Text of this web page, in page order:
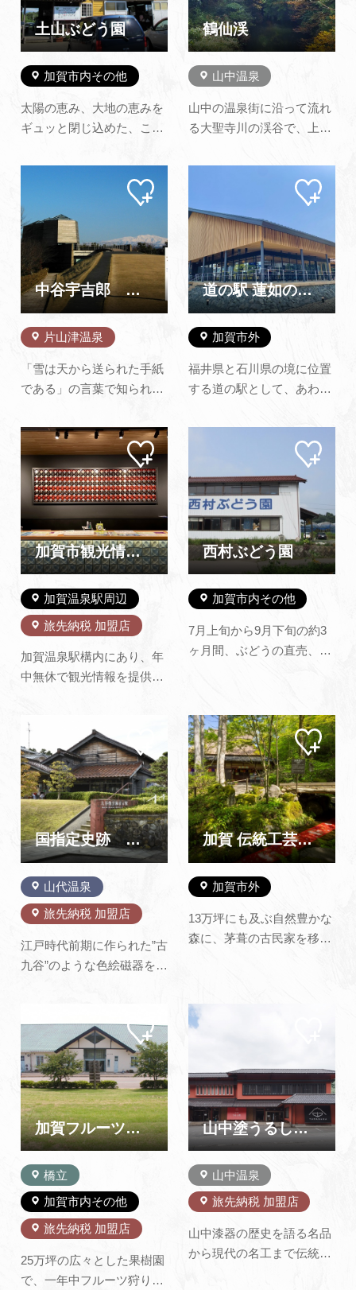
土山ぶどう園
加賀市内その他
太陽の恵み、大地の恵みを
ギュッと閉じ込めた、こだ
もちろん、ぶどう狩り、各
地発送も承ります。また、
当園には、全天候型のバー
ベキューハウスが併設して
あります。 最大収容人数は
144人で、御家族、御友人
などのグループでワイワイ
楽しく過…
鶴仙渓
山中温泉
山中の温泉街に沿って流れ
る大聖寺川の渓谷で、上流
での約1.3ｋｍの区間をいい
ます。渓谷沿いには遊歩道
が整備されています。 Ｓ字
型の斬新なデザインのあや
とりはし、総檜造りのこお
ろぎ橋めぐりも楽しく、紅
葉の時期の眺めは格別で
す。また…
中谷宇吉郎 雪の科学館
片山津温泉
「雪は天から送られた手紙
である」の言葉で知られ、
成功した中谷宇吉郎を記念
して、加賀市が出身地の片
山津温泉に建設されました
（磯崎新氏による設
計）。 科学、随筆、映画、
絵など、宇吉郎の多才な業
績に触れ、ダイヤモンドダ
スト、氷…
マイ
ペー
道の駅 蓮如の里あわら
加賀市外
福井県と石川県の境に位置
する道の駅として、あわら
鮮な農林水産物や、あわら
ならではのスイーツなど、
特産品を販売いたします。
雄大な自然・文化・歴史・
食を通して新たな観光拠点
として親しまれる道の駅を
目指します！
マイ
ペー
追加
加賀市観光情報センター KAGA旅・まちネット
加賀温泉駅周辺
旅先納税 加盟店
加賀温泉駅構内にあり、年
中無休で観光情報を提供し
ぶ、食べる、買う、泊まる
など、加賀エリアの観光情
報が集まっています。 窓口
には、加賀エリアのさまざ
まな散策マップや観光施設
のパンフレットなどを設置
し…
マイ
ペー
ジに
追加
西村ぶどう園
加賀市内その他
7月上旬から9月下旬の約3
ヶ月間、ぶどうの直売、及
上栽培しております。 それ
ぞれのぶどうに味わいがあ
ります。ご家族又はお友達
とご一緒にお好みの味を見
つけにご来園下さい。
※2026年度ぶどう…
マイ
ペー
ジに
追加
国指定史跡 九谷焼窯跡展示館
山代温泉
旅先納税 加盟店
江戸時代前期に作られた”古
九谷”のような色絵磁器を復
後期に築いた吉田屋窯の跡
（国指定史跡）を、発掘さ
れた状態のまま公開してい
ます。 施設内には他に、昭
和15年に作られた九谷焼と
しては現存最…
ペー
ジに
追加
加賀 伝統工芸村 ゆのくにの森
加賀市外
13万坪にも及ぶ自然豊かな
森に、茅葺の古民家を移築
れの工芸品の製作過程の見
50種類以上の伝統工芸の体
験ができます。もちろん出
来上がり…
マイ
ペー
ジに
追加
加賀フルーツランド
橋立
加賀市内その他
旅先納税 加盟店
25万坪の広々とした果樹園
で、一年中フルーツ狩りと
マイ
ペー
ジに
追加
山中塗うるし座（山中漆器伝統産業会館）
山中温泉
旅先納税 加盟店
山中漆器の歴史を語る名品
から現代の名工まで伝統工